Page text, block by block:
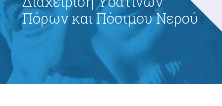
Πόρων και Πόσιμου Νερού